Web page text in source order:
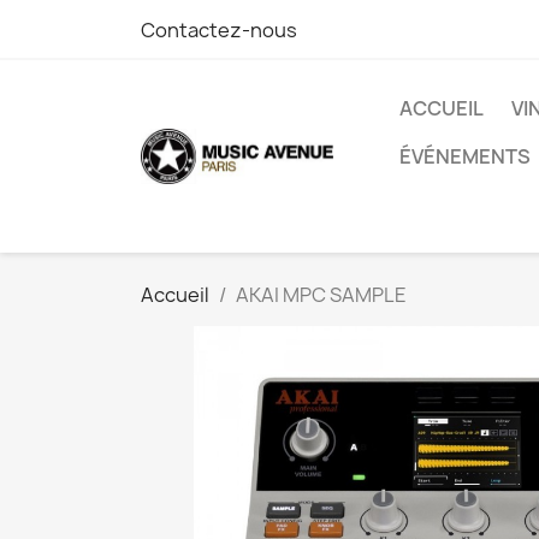
Contactez-nous
ACCUEIL
ÉVÉNEMENTS
Accueil AKAI MPC SAMPLE